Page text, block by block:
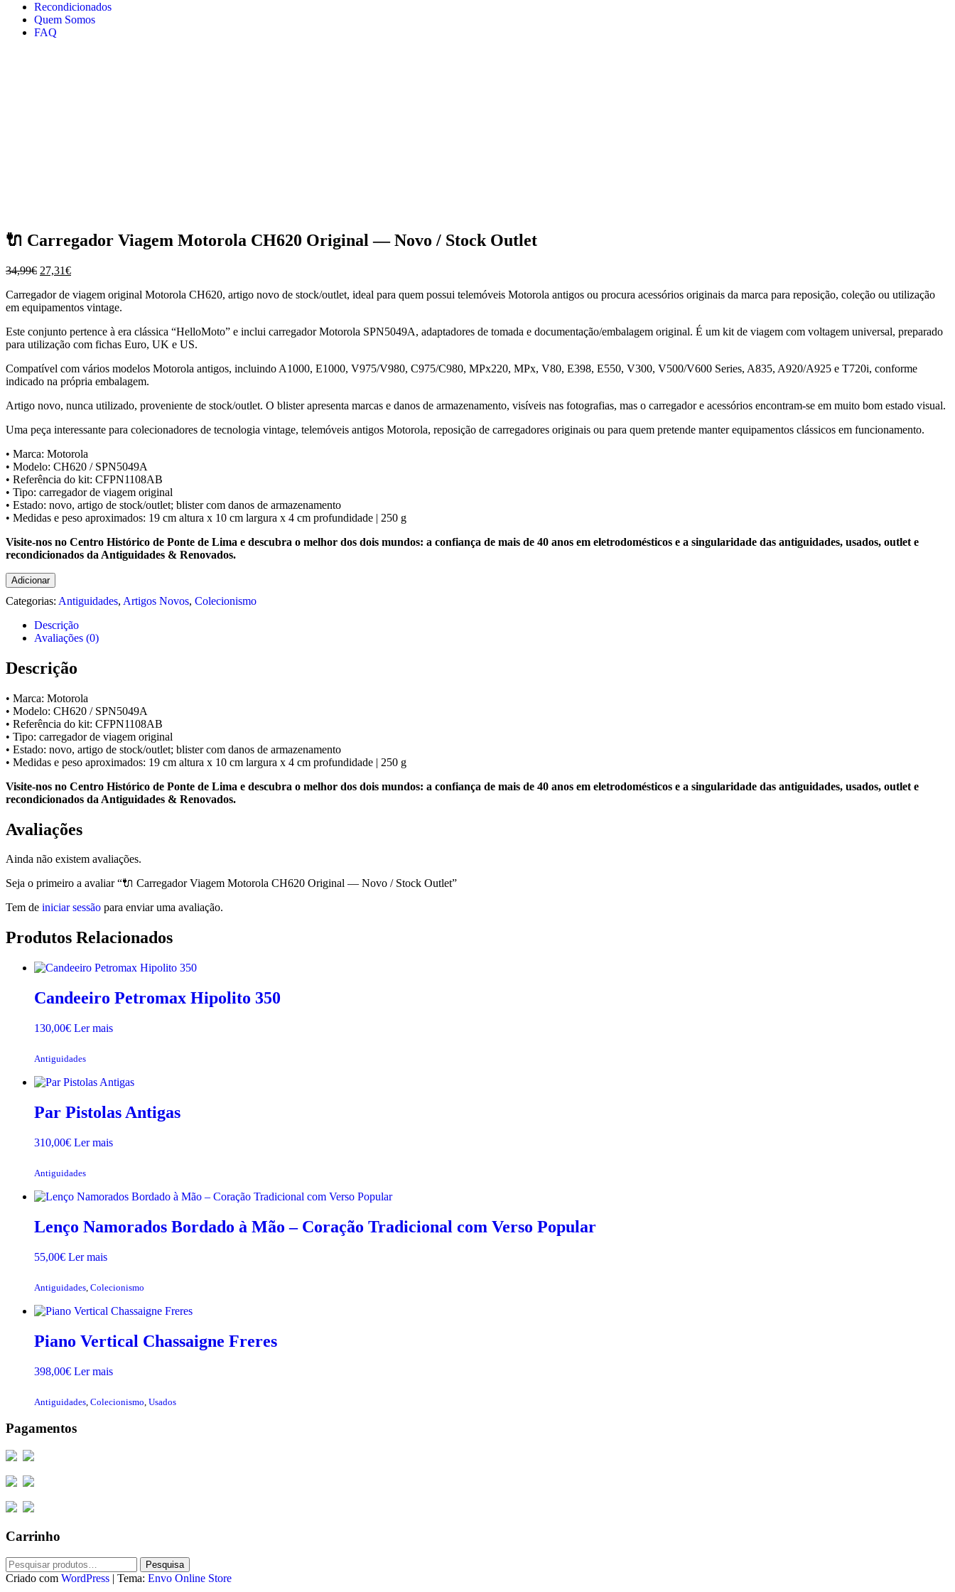
Recondicionados
Quem Somos
FAQ
🔌 Carregador Viagem Motorola CH620 Original — Novo / Stock Outlet
34,99€ O
original
era:
27,31€O
atual
é:
Carregador de viagem original Motorola CH620, artigo novo de stock/outlet, ideal para quem possui telemóveis Motorola antigos ou procura acessórios originais da marca para reposição, coleção ou utilização
em equipamentos vintage.
Este conjunto pertence à era clássica “HelloMoto” e inclui carregador Motorola SPN5049A, adaptadores de tomada e documentação/embalagem original. É um kit de viagem com voltagem universal, preparado
para utilização com fichas Euro, UK e US.
Compatível com vários modelos Motorola antigos, incluindo A1000, E1000, V975/V980, C975/C980, MPx220, MPx, V80, E398, E550, V300, V500/V600 Series, A835, A920/A925 e T720i, conforme
indicado na própria embalagem.
Artigo novo, nunca utilizado, proveniente de stock/outlet. O blister apresenta marcas e danos de armazenamento, visíveis nas fotografias, mas o carregador e acessórios encontram-se em muito bom estado visual.
Uma peça interessante para colecionadores de tecnologia vintage, telemóveis antigos Motorola, reposição de carregadores originais ou para quem pretende manter equipamentos clássicos em funcionamento.
• Marca: Motorola
• Modelo: CH620 / SPN5049A
• Referência do kit: CFPN1108AB
• Tipo: carregador de viagem original
• Estado: novo, artigo de stock/outlet; blister com danos de armazenamento
• Medidas e peso aproximados: 19 cm altura x 10 cm largura x 4 cm profundidade | 250 g
Visite-nos no Centro Histórico de Ponte de Lima e descubra o melhor dos dois mundos: a confiança de mais de 40 anos em eletrodomésticos e a singularidade das antiguidades, usados, outlet e
recondicionados da Antiguidades & Renovados.
Quantidade
de
🔌
Viagem
Motorola
Original
Novo
Stock
Outlet
Adicionar
Categorias: Antiguidades, Artigos Novos, Colecionismo
Descrição
Avaliações (0)
Descrição
• Marca: Motorola
• Modelo: CH620 / SPN5049A
• Referência do kit: CFPN1108AB
• Tipo: carregador de viagem original
• Estado: novo, artigo de stock/outlet; blister com danos de armazenamento
• Medidas e peso aproximados: 19 cm altura x 10 cm largura x 4 cm profundidade | 250 g
Visite-nos no Centro Histórico de Ponte de Lima e descubra o melhor dos dois mundos: a confiança de mais de 40 anos em eletrodomésticos e a singularidade das antiguidades, usados, outlet e
recondicionados da Antiguidades & Renovados.
Avaliações
Ainda não existem avaliações.
Seja o primeiro a avaliar “🔌 Carregador Viagem Motorola CH620 Original — Novo / Stock Outlet”
Tem de iniciar sessão para enviar uma avaliação.
Produtos Relacionados
Candeeiro Petromax Hipolito 350
130,00€ Ler mais
Antiguidades
Par Pistolas Antigas
310,00€ Ler mais
Antiguidades
Lenço Namorados Bordado à Mão – Coração Tradicional com Verso Popular
55,00€ Ler mais
Antiguidades Colecionismo
Piano Vertical Chassaigne Freres
398,00€ Ler mais
Antiguidades Colecionismo Usados
Pagamentos
Carrinho
Pesquisar
por:
Pesquisa
Criado com WordPress | Tema: Envo Online Store